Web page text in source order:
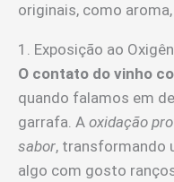
originais, como
1. Exposição ao
O contato do vinho
quando falamos em
garrafa. A oxidação
sabor, transformando
algo com gosto